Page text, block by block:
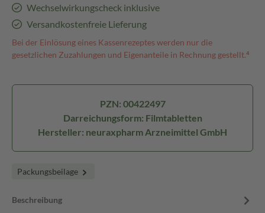
Wechselwirkungscheck inklusive
Versandkostenfreie Lieferung
Bei der Einlösung eines Kassenrezeptes werden nur die
gesetzlichen Zuzahlungen und Eigenanteile in Rechnung gestellt.⁴
PZN: 00422497
Darreichungsform: Filmtabletten
Hersteller: neuraxpharm Arzneimittel GmbH
Packungsbeilage
Beschreibung